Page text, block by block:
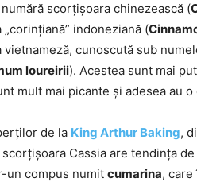
scorțișoara chinezească (
indoneziană (
cunoscută sub
loureirii). Acestea sunt mai
mult mai picante și adesea au
de la King Arthur Baking,
Cassia are tendința
un compus numit cumarina,